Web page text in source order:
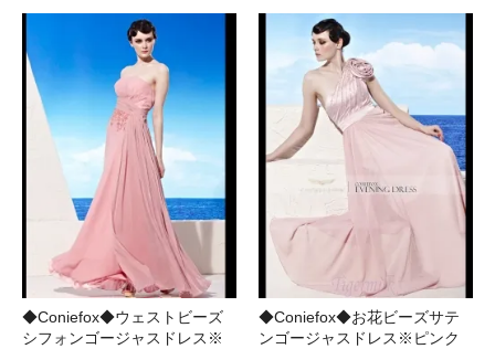
◆Coniefox◆ウェストビーズ
シフォンゴージャスドレス※
◆Coniefox◆お花ビーズサテ
ンゴージャスドレス※ピンク